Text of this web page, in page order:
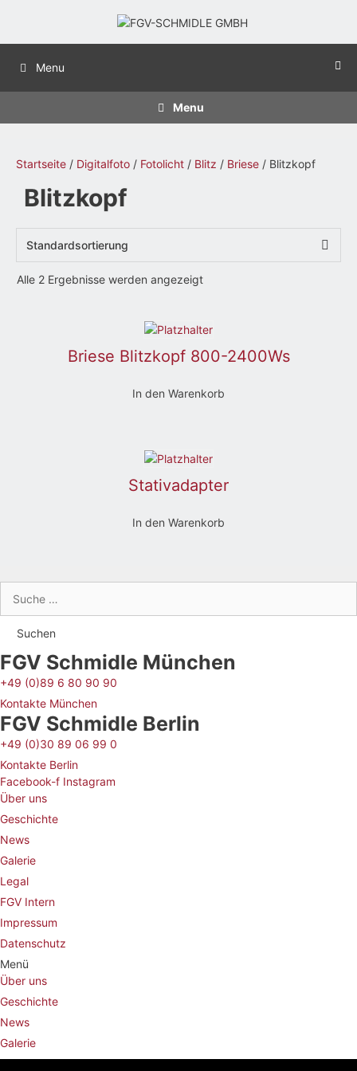
springen
Menu
Menu
Startseite / Digitalfoto / Fotolicht / Blitz / Briese / Blitzkopf
Blitzkopf
Alle 2 Ergebnisse werden angezeigt
Briese Blitzkopf 800-2400Ws
In den Warenkorb
Stativadapter
In den Warenkorb
nach:
FGV Schmidle München
+49 (0)89 6 80 90 90
Kontakte München
FGV Schmidle Berlin
+49 (0)30 89 06 99 0
Kontakte Berlin
Facebook-f Instagram
Über uns
Geschichte
News
Galerie
Legal
FGV Intern
Impressum
Datenschutz
Menü
Über uns
Geschichte
News
Galerie
Legal